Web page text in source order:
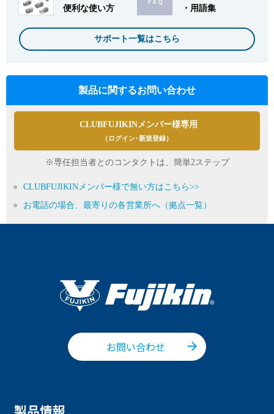
便利な使い方
・用語集
サポート一覧はこちら
製品に関するお問い合わせ
CLUBFUJIKINメンバー様専用
（ログイン･新規登録）
※専任担当者とのコンタクトは、簡単2ステップ
CLUBFUJIKINメンバー様で無い方はこちら>>
お電話の場合、最寄りの各営業所へ（拠点一覧）
お問い合わせ
製品情報